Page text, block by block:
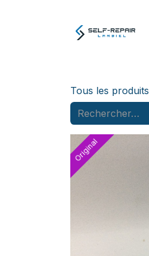
Tous les produits
Original
Original